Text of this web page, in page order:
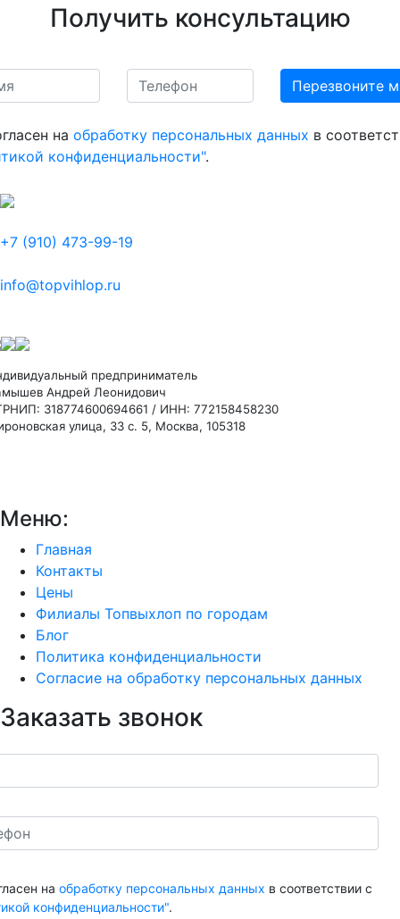
Получить консультацию
на обработку персональных данных в
конфиденциальности".
+7 (910) 473-99-19
info@topvihlop.ru
предприниматель
Андрей Леонидович
318774600694661 / ИНН: 772158458230
улица, 33 с. 5, Москва, 105318
Меню:
Главная
Контакты
Цены
Филиалы Топвыхлоп по городам
Блог
Политика конфиденциальности
Согласие на обработку персональных данных
Заказать звонок
на обработку персональных данных в соответствии с
конфиденциальности".